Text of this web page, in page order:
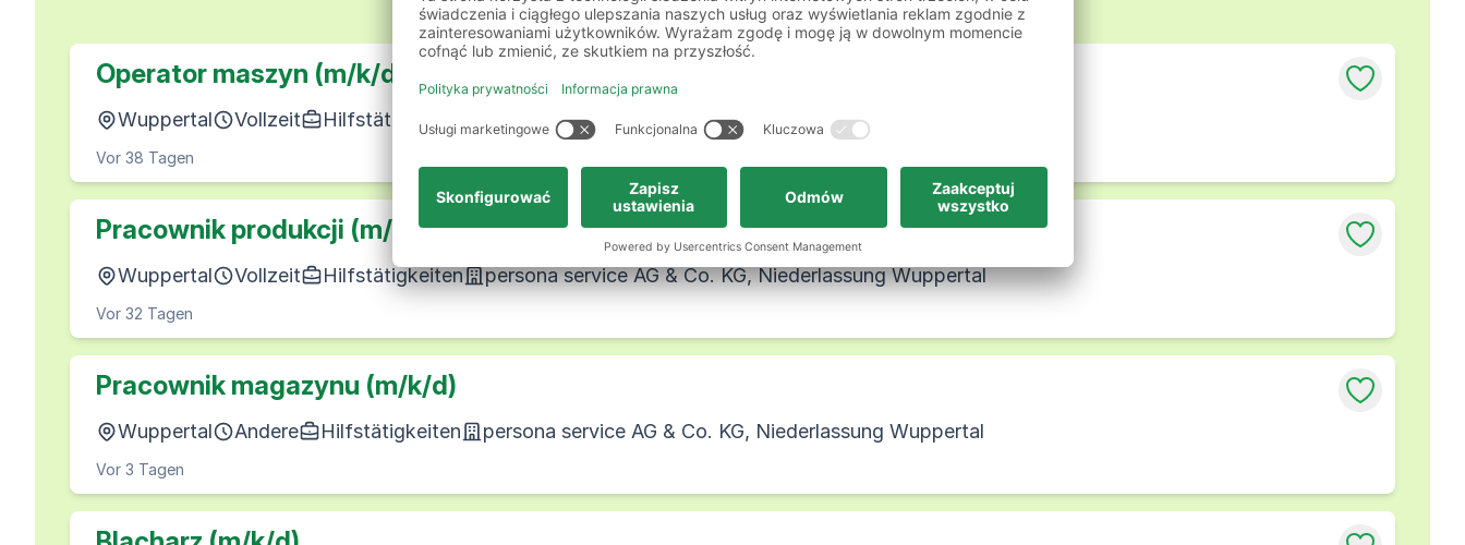
Operator maszyn (m/k/d)
Wuppertal Vollzeit Hilfstätigkeiten persona service AG & Co. KG, Niederlassung Wuppertal
Vor 38 Tagen
Pracownik produkcji (m/k/d)
Wuppertal Vollzeit Hilfstätigkeiten persona service AG & Co. KG, Niederlassung Wuppertal
Vor 32 Tagen
Pracownik magazynu (m/k/d)
Wuppertal Andere Hilfstätigkeiten persona service AG & Co. KG, Niederlassung Wuppertal
Vor 3 Tagen